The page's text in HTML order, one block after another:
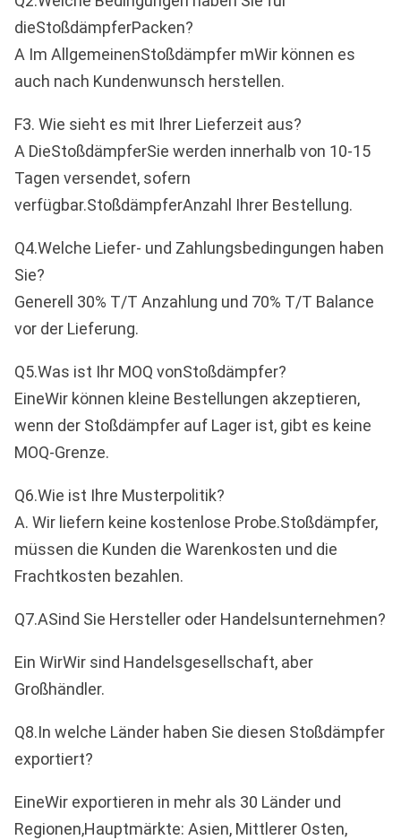
entsprechenden Modell-Teilbedarf haben,
können Sie uns jederzeit kontaktieren!
dieStoßdämpferPacken?
A Im AllgemeinenStoßdämpfer mWir können es
auch nach Kundenwunsch herstellen.
F3. Wie sieht es mit Ihrer Lieferzeit aus?
A DieStoßdämpferSie werden innerhalb von 10-15
Tagen versendet, sofern
verfügbar.StoßdämpferAnzahl Ihrer Bestellung.
Q4.Welche Liefer- und Zahlungsbedingungen haben
Sie?
Generell 30% T/T Anzahlung und 70% T/T Balance
vor der Lieferung.
Q5.Was ist Ihr MOQ vonStoßdämpfer?
EineWir können kleine Bestellungen akzeptieren,
wenn der Stoßdämpfer auf Lager ist, gibt es keine
MOQ-Grenze.
Q6.Wie ist Ihre Musterpolitik?
A. Wir liefern keine kostenlose Probe.Stoßdämpfer,
müssen die Kunden die Warenkosten und die
Frachtkosten bezahlen.
Q7.ASind Sie Hersteller oder Handelsunternehmen?
Ein WirWir sind Handelsgesellschaft, aber
Großhändler.
Q8.In welche Länder haben Sie diesen Stoßdämpfer
exportiert?
EineWir exportieren in mehr als 30 Länder und
Regionen,Hauptmärkte: Asien, Mittlerer Osten,